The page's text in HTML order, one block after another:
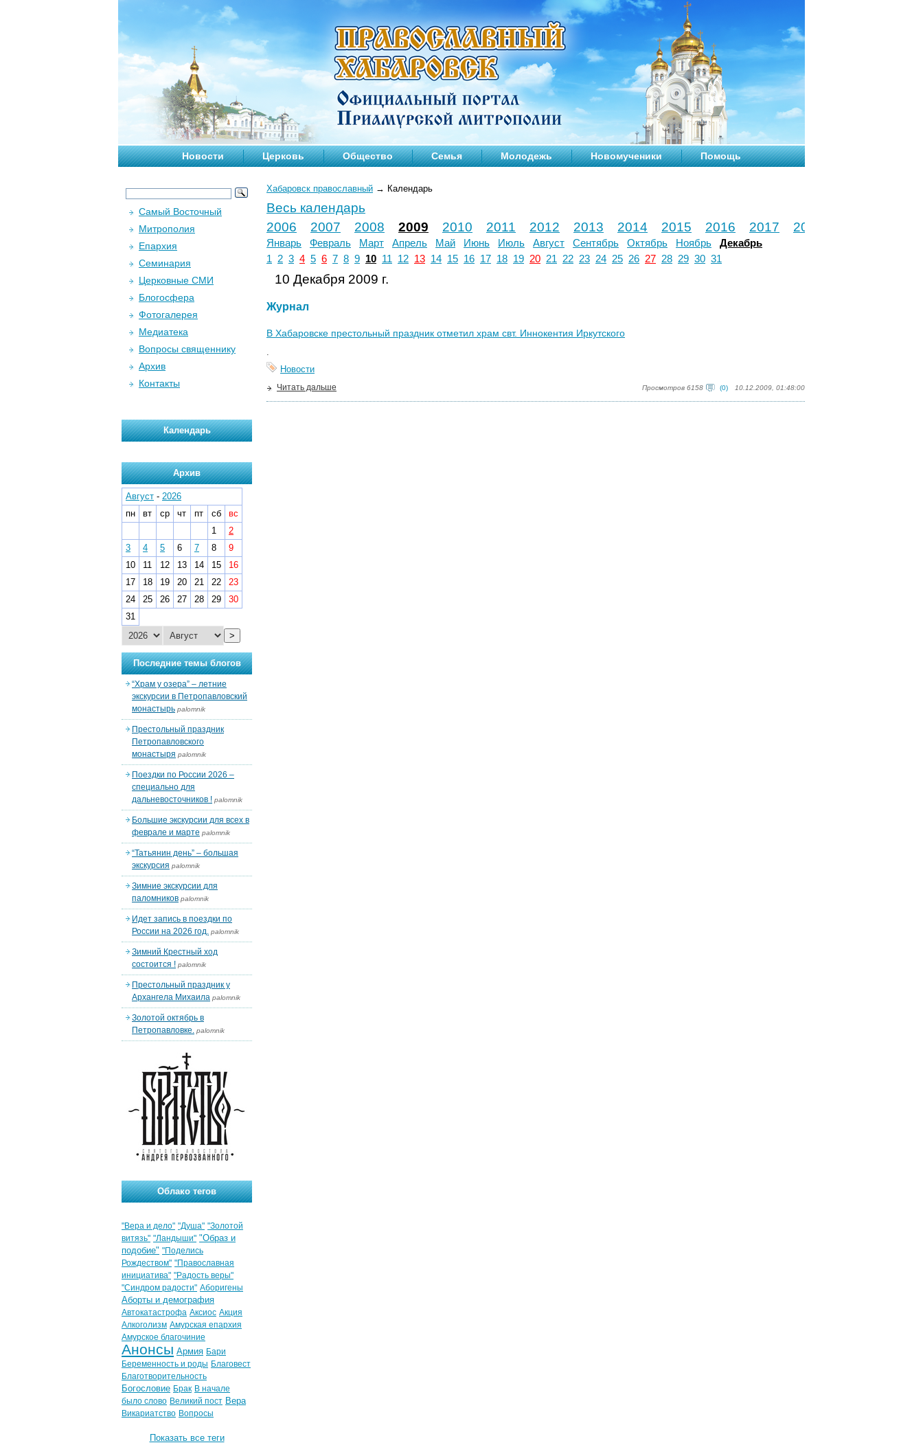
Новости Церковь Общество Семья Молодежь Новомученики Помощь
Хабаровск православный → Календарь
Весь календарь
2006
2007 2008 2009 2010 2011 2012 2013 2014 2015 2016 2017 2018
Январь Февраль Март Апрель Май Июнь Июль Август Сентябрь Октябрь Ноябрь
Декабрь
1
2 3 4 5 6 7 8 9 10 11 12 13 14 15 16 17 18 19 20 21 22 23 24 25 26 27 28 29 30 31
10 Декабря 2009 г.
Журнал
В Хабаровске престольный праздник отметил храм свт. Иннокентия Иркутского
.
Новости
Просмотров 6158 (0) 10.12.2009, 01:48:00
Читать дальше
Самый Восточный
Митрополия
Епархия
Семинария
Церковные СМИ
Блогосфера
Фотогалерея
Медиатека
Вопросы священнику
Архив
Контакты
Календарь
Архив
Август - 2026
пн
вт ср чт пт сб
вс
1
2
3
4 5 6 7 8
9
10
11 12 13 14 15
16
17
18 19 20 21 22
23
24
25 26 27 28 29
30
31
>
Последние темы блогов
“Храм у озера” – летние
экскурсии в Петропавловский
монастырь palomnik
Престольный праздник
Петропавловского
монастыря palomnik
Поездки по России 2026 –
специально для
дальневосточников ! palomnik
Большие экскурсии для всех в
феврале и марте palomnik
“Татьянин день” – большая
экскурсия palomnik
Зимние экскурсии для
паломников palomnik
Идет запись в поездки по
России на 2026 год. palomnik
Зимний Крестный ход
состоится ! palomnik
Престольный праздник у
Архангела Михаила palomnik
Золотой октябрь в
Петропавловке. palomnik
Облако тегов
"Вера и дело" "Душа" "Золотой
витязь" "Ландыши" "Образ и
подобие" "Поделись
Рождеством" "Православная
инициатива" "Радость веры"
"Синдром радости" Аборигены
Аборты и демография
Автокатастрофа Аксиос Акция
Алкоголизм Амурская епархия
Амурское благочиние
Анонсы Армия Бари
Беременность и роды Благовест
Благотворительность
Богословие Брак В начале
было слово Великий пост Вера
Викариатство Вопросы
Показать все теги